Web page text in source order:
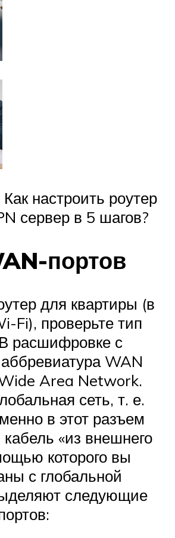
настроить роутер
сервер в 5 шагов?
портов
для квартиры (в
Fi), проверьте тип
расшифровке с
аббревиатура WAN
Area Network.
сеть, т. е.
в этот разъем
кабель «из внешнего
которого вы
с глобальной
следующие